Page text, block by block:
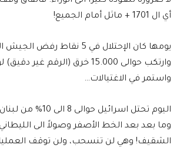
أي ال 1701 + ماثل أمام الجميع!
يومها كان الإحتلال في 5 نقاط
وارتكب حوالى 15.000 خرق (الرقم
واستمر في الاغتيالات…
اليوم تحتل اسرائيل
وما بعد بعد الخط الأصفر وصولاً الى
الشقيف! وهي لن تنسحب، ولن توقف